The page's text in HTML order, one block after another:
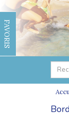
FAVORIS